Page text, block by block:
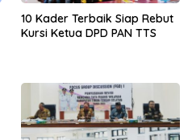
10 Kader Terbaik Siap Rebut
Kursi Ketua DPD PAN TTS